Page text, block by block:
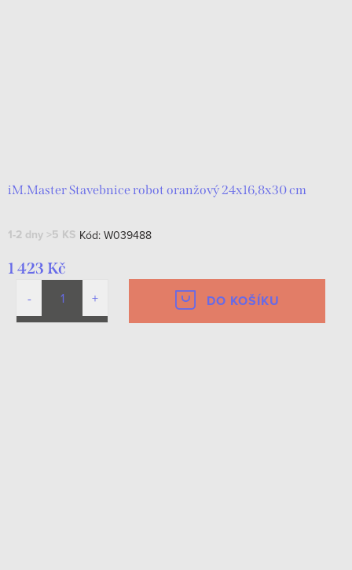
iM.Master Stavebnice robot oranžový 24x16,8x30 cm
1-2 dny >5 KS Kód: W039488
1 423 Kč
DO KOŠÍKU